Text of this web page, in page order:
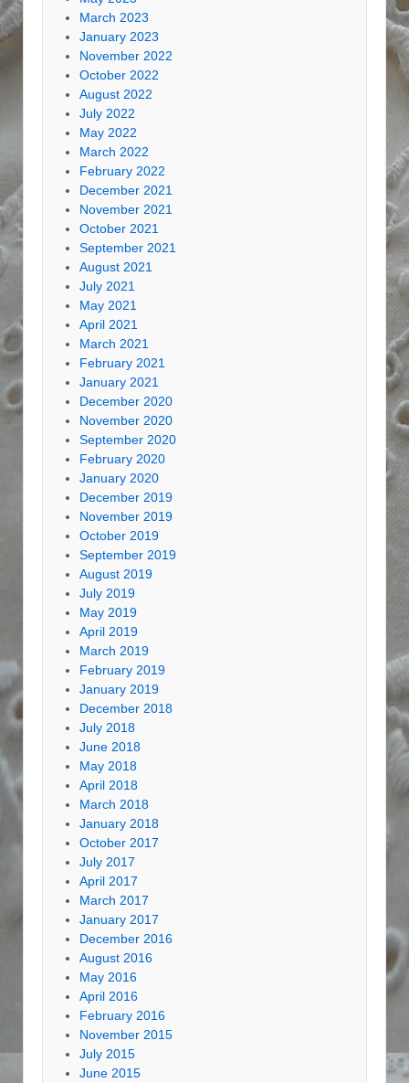
March 2023
January 2023
November 2022
October 2022
August 2022
July 2022
May 2022
March 2022
February 2022
December 2021
November 2021
October 2021
September 2021
August 2021
July 2021
May 2021
April 2021
March 2021
February 2021
January 2021
December 2020
November 2020
September 2020
February 2020
January 2020
December 2019
November 2019
October 2019
September 2019
August 2019
July 2019
May 2019
April 2019
March 2019
February 2019
January 2019
December 2018
July 2018
June 2018
May 2018
April 2018
March 2018
January 2018
October 2017
July 2017
April 2017
March 2017
January 2017
December 2016
August 2016
May 2016
April 2016
February 2016
November 2015
July 2015
June 2015